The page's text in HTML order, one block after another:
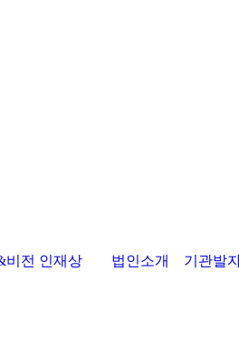
비전 인재상 법인소개 기관발